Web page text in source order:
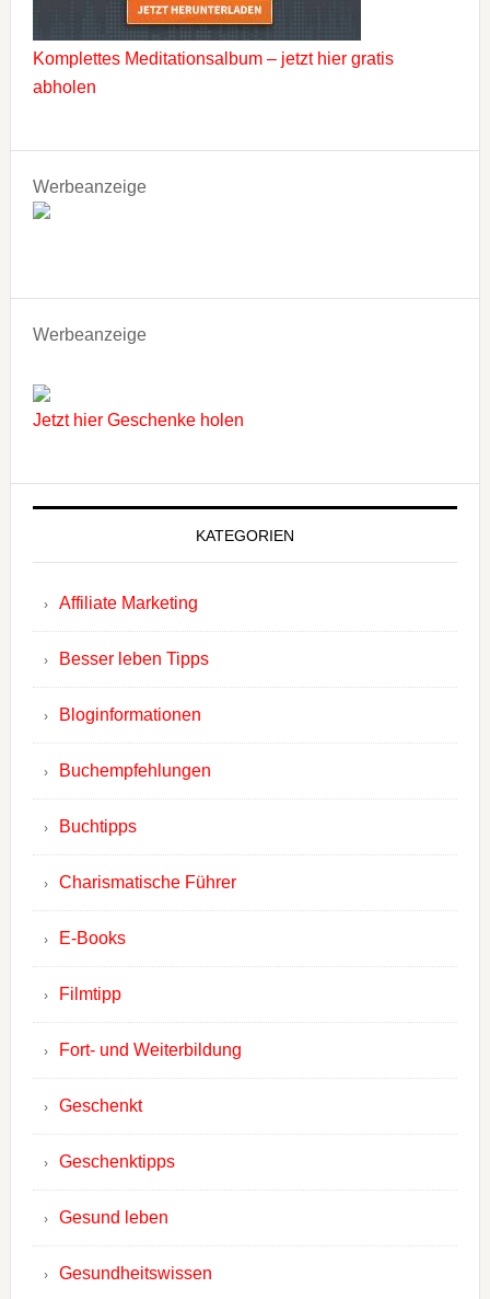
Komplettes Meditationsalbum – jetzt hier gratis
abholen
Werbeanzeige
Werbeanzeige
Jetzt hier Geschenke holen
KATEGORIEN
Affiliate Marketing
Besser leben Tipps
Bloginformationen
Buchempfehlungen
Buchtipps
Charismatische Führer
E-Books
Filmtipp
Fort- und Weiterbildung
Geschenkt
Geschenktipps
Gesund leben
Gesundheitswissen